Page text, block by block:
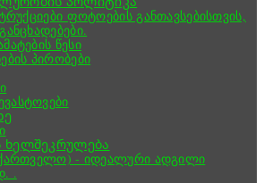
ფოტოების განთავსებისთვის,
წესი
პირობები
ხელშეკრულება
- იდეალური ადგილი
.